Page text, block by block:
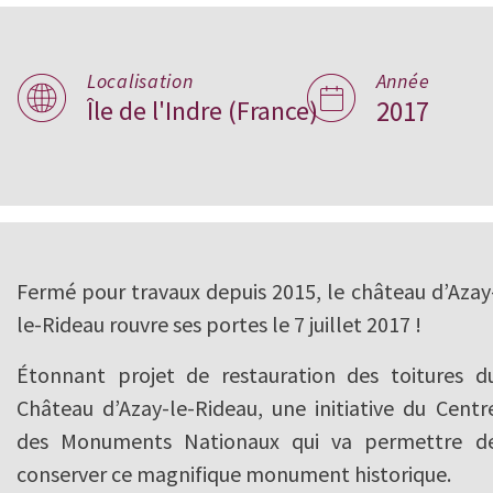
Château d'Azay-le-
Rideau , France
Localisation
Île de l'Indre (France)
Année
2017
Fermé pour travaux depuis 2015, le château
le-Rideau rouvre ses portes le 7 juillet 2017 !
Étonnant projet de restauration des toitures
Château d’Azay-le-Rideau, une initiative du
des Monuments Nationaux qui va permettre
conserver ce magnifique monument historique.